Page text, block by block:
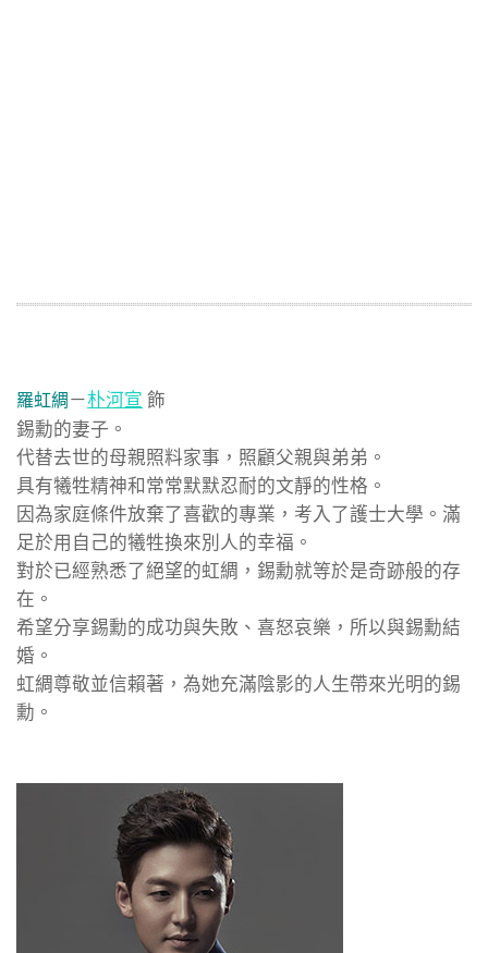
羅虹綢 －朴河宣 飾
錫勳的妻子。
代替去世的母親照料家事，照顧父親與弟弟。
具有犧牲精神和常常默默忍耐的文靜的性格。
因為家庭條件放棄了喜歡的專業，考入了護士大學。滿
足於用自己的犧牲換來別人的幸福。
對於已經熟悉了絕望的虹綢，錫勳就等於是奇跡般的存
在。
希望分享錫勳的成功與失敗、喜怒哀樂，所以與錫勳結
婚。
虹綢尊敬並信賴著，為她充滿陰影的人生帶來光明的錫
勳。